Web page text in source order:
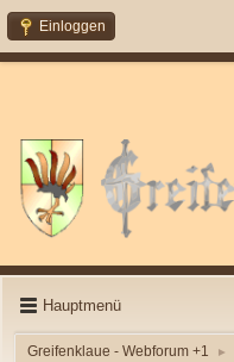
Einloggen
Hauptmenü
Greifenklaue - Webforum +1 ►